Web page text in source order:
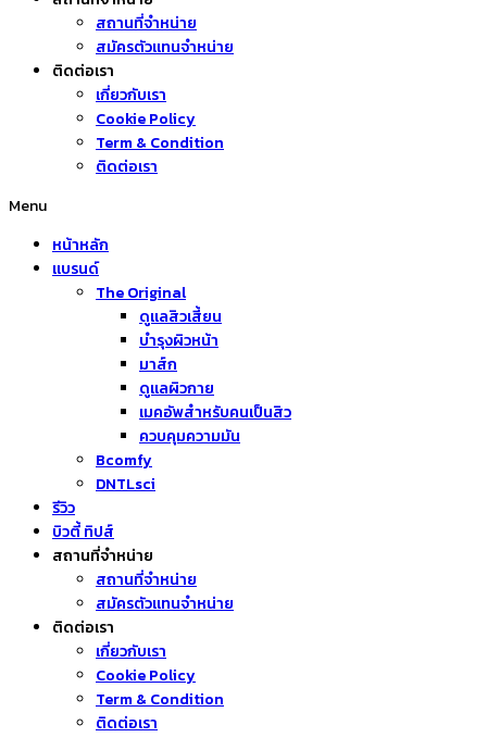
สถานที่จำหน่าย
สมัครตัวแทนจำหน่าย
ติดต่อเรา
เกี่ยวกับเรา
Cookie Policy
Term & Condition
ติดต่อเรา
Menu
หน้าหลัก
แบรนด์
The Original
ดูแลสิวเสี้ยน
บำรุงผิวหน้า
มาส์ก
ดูแลผิวกาย
เมคอัพสำหรับคนเป็นสิว
ควบคุมความมัน
Bcomfy
DNTLsci
รีวิว
บิวตี้ ทิปส์
สถานที่จำหน่าย
สถานที่จำหน่าย
สมัครตัวแทนจำหน่าย
ติดต่อเรา
เกี่ยวกับเรา
Cookie Policy
Term & Condition
ติดต่อเรา